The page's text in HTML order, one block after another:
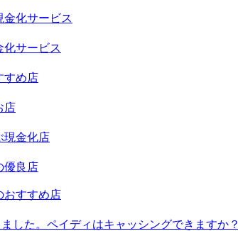
化サービス
化サービス
すめ店
店
現金化店
優良店
おすすめ店
した。ペイディはキャッシングできますか？